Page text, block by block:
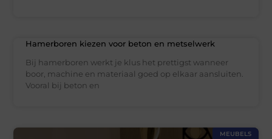
Hamerboren kiezen voor beton en metselwerk
Bij hamerboren werkt je klus het prettigst wanneer
boor, machine en materiaal goed op elkaar aansluiten.
Vooral bij beton en
MEUBELS